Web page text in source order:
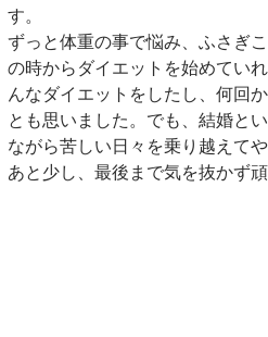
す。
ずっと体重の事で悩み、ふさぎ
の時からダイエットを始めてい
んなダイエットをしたし、何回
とも思いました。でも、結婚と
ながら苦しい日々を乗り越えて
あと少し、最後まで気を抜かず頑